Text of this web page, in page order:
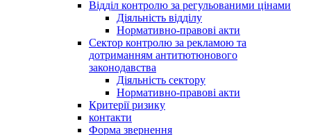
Відділ контролю за регульованими цінами
Діяльність відділу
Нормативно-правові акти
Сектор контролю за рекламою та
дотриманням антитютюнового
законодавства
Діяльність сектору
Нормативно-правові акти
Критерії ризику
контакти
Форма звернення